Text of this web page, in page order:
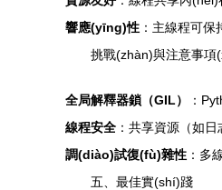
響應(yīng)性 ：主線程可
挑戰(zhàn)與注意事項
全局解釋器鎖（GIL）
：
線程安全 ：共享資源（如
調(diào)試復(fù)雜性 ：多
五、最佳實(shí)踐